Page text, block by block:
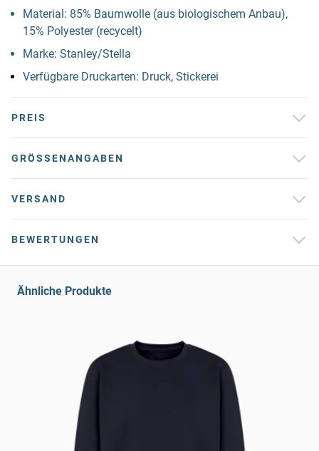
Material: 85% Baumwolle (aus biologischem Anbau),
15% Polyester (recycelt)
Marke: Stanley/Stella
Verfügbare Druckarten: Druck, Stickerei
PREIS
GRÖSSENANGABEN
VERSAND
BEWERTUNGEN
Ähnliche Produkte